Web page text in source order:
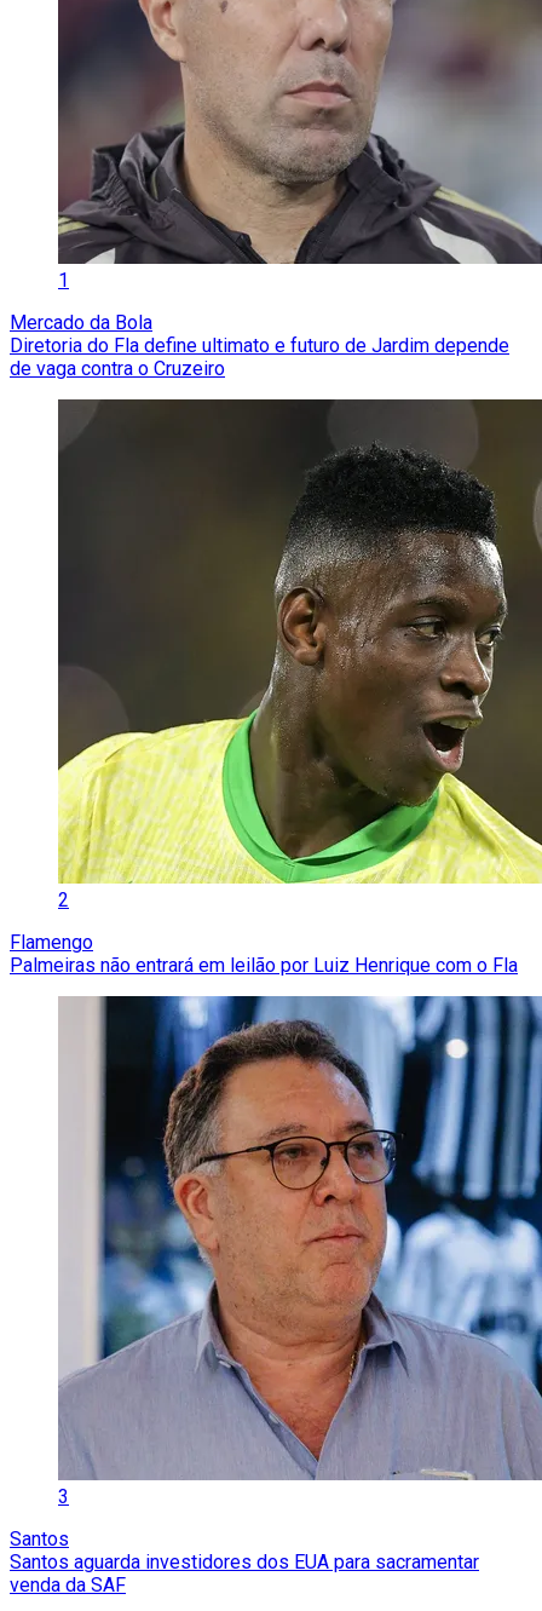
1
Mercado da Bola
Diretoria do Fla define ultimato e futuro de Jardim depende
de vaga contra o Cruzeiro
2
Flamengo
Palmeiras não entrará em leilão por Luiz Henrique com o Fla
3
Santos
Santos aguarda investidores dos EUA para sacramentar
venda da SAF